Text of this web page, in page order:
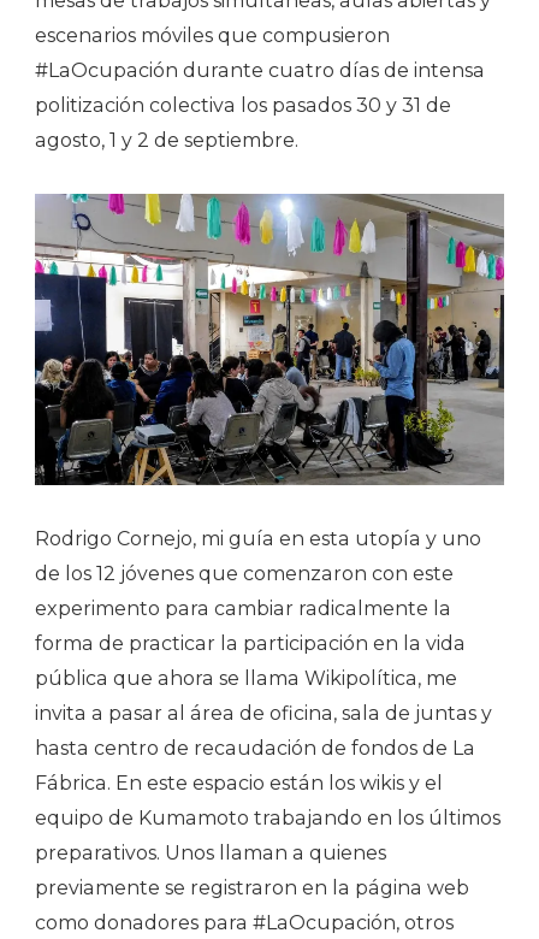
escenarios móviles que compusieron
#LaOcupación durante cuatro días de intensa
politización colectiva los pasados 30 y 31 de
agosto, 1 y 2 de septiembre.
Rodrigo Cornejo, mi guía en esta utopía y uno
de los 12 jóvenes que comenzaron con este
experimento para cambiar radicalmente la
forma de practicar la participación en la vida
pública que ahora se llama Wikipolítica, me
invita a pasar al área de oficina, sala de juntas y
hasta centro de recaudación de fondos de La
Fábrica. En este espacio están los wikis y el
equipo de Kumamoto trabajando en los últimos
preparativos. Unos llaman a quienes
previamente se registraron en la página web
como donadores para #LaOcupación, otros